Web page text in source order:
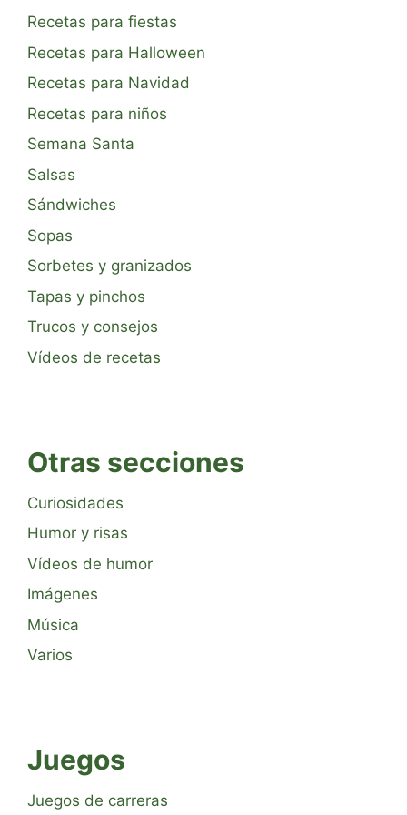
Recetas para fiestas
Recetas para Halloween
Recetas para Navidad
Recetas para niños
Semana Santa
Salsas
Sándwiches
Sopas
Sorbetes y granizados
Tapas y pinchos
Trucos y consejos
Vídeos de recetas
Otras secciones
Curiosidades
Humor y risas
Vídeos de humor
Imágenes
Música
Varios
Juegos
Juegos de carreras